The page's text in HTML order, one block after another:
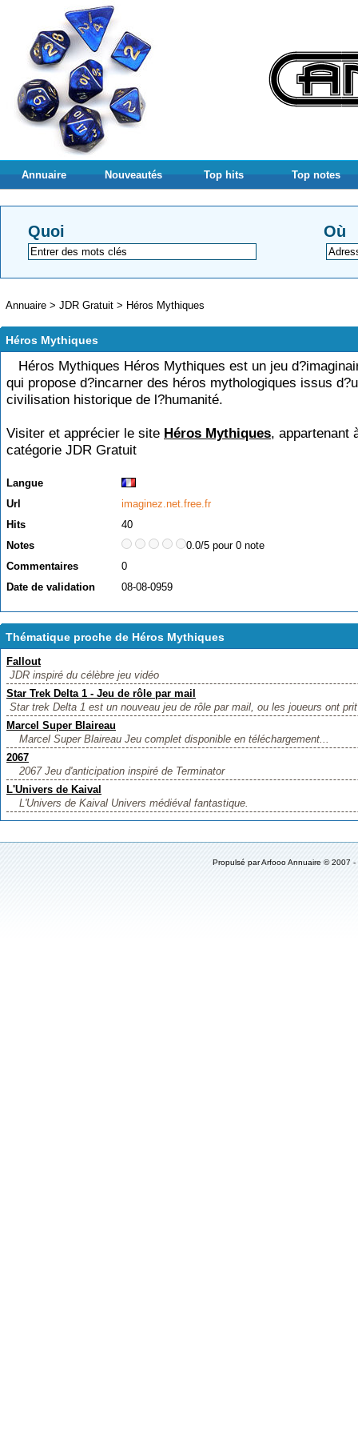
Annuaire Nouveautés Top hits Top notes
Quoi Où
Annuaire > JDR Gratuit > Héros Mythiques
Héros Mythiques
Héros Mythiques Héros Mythiques est un jeu
qui propose d?incarner des héros mythologiques issus
civilisation historique de l?humanité.
Visiter et apprécier le site Héros Mythiques, appartenant
catégorie JDR Gratuit
Langue
Url
imaginez.net.free.fr
Hits
40
Notes
0.0/5 pour 0 note
Commentaires
0
Date de validation
08-08-0959
Thématique proche de Héros Mythiques
Fallout
JDR inspiré du célèbre jeu vidéo
Star Trek Delta 1 - Jeu de rôle par mail
Star trek Delta 1 est un nouveau jeu de rôle par mail, ou les joueurs ont
Marcel Super Blaireau
Marcel Super Blaireau Jeu complet disponible en téléchargement...
2067
2067 Jeu d'anticipation inspiré de Terminator
L'Univers de Kaival
L'Univers de Kaival Univers médiéval fantastique.
Propulsé parArfooo Annuaire © 2007